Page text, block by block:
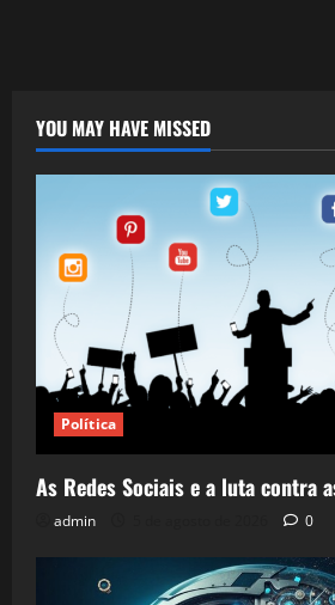
YOU MAY HAVE MISSED
Política
As Redes Sociais e a luta contra
admin 0